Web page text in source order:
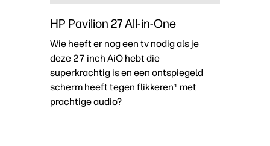
HP Pavilion 27 All-in-One
Wie heeft er nog een tv nodig als je
deze 27 inch AiO hebt die
superkrachtig is en een ontspiegeld
scherm heeft tegen flikkeren 1 met
prachtige audio?